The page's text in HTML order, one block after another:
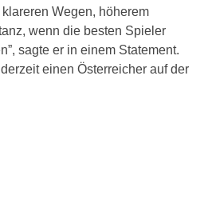
Wegen, höherem
wenn die besten Spieler
sagte er in einem Statement.
einen Österreicher auf der